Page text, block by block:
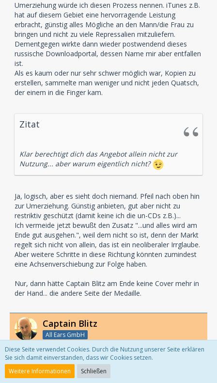
Umerziehung würde ich diesen Prozess nennen. iTunes z.B.
hat auf diesem Gebiet eine hervorragende Leistung
erbracht, günstig alles Mögliche an den Mann/die Frau zu
bringen und nicht zu viele Repressalien mitzuliefern.
Dementgegen wirkte dann wieder postwendend dieses
russische Downloadportal, dessen Name mir aber entfallen
ist.
Als es kaum oder nur sehr schwer möglich war, Kopien zu
erstellen, sammelte man weniger und nicht jeden Quatsch,
der einem in die Finger kam.
Zitat
Klar berechtigt dich das Angebot allein nicht zur
Nutzung... aber warum eigentlich nicht?
Ja, logisch, aber es sieht doch niemand. Pfeil nach oben hin
zur Umerziehung. Günstig anbieten, gut aber nicht zu
restriktiv geschützt (damit keine ich die un-CDs z.B.)...
Ich vermeide jetzt bewußt den Zusatz "...und alles wird am
Ende gut ausgehen.", weil dem nicht so ist, denn der Markt
regelt sich nicht von allein, das ist ein neoliberaler Irrglaube.
Aber weitere Schritte in diese Richtung könnten zumindest
eine Achsenverschiebung zur Folge haben.
Nur, dann hätte Captain Blitz am Ende keine Cover mehr in
der Hand... die andere Seite der Medaille.
Captain Blitz
All Ears GmbH
12. Juli 2008
Diese Seite verwendet Cookies. Durch die Nutzung unserer Seite erklären
Sie sich damit einverstanden, dass wir Cookies setzen.
Weitere Informationen
Schließen